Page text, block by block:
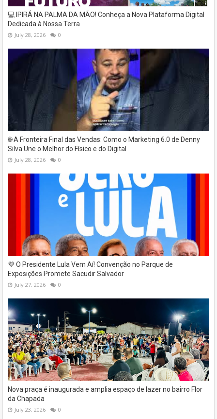
💻 IPIRÁ NA PALMA DA MÃO! Conheça a Nova Plataforma Digital
Dedicada à Nossa Terra
July 28, 2026 0
🌐 A Fronteira Final das Vendas: Como o Marketing 6.0 de Denny
Silva Une o Melhor do Físico e do Digital
July 28, 2026 0
💜 O Presidente Lula Vem Aí! Convenção no Parque de
Exposições Promete Sacudir Salvador
July 27, 2026 0
Nova praça é inaugurada e amplia espaço de lazer no bairro Flor
da Chapada
July 23, 2026 0